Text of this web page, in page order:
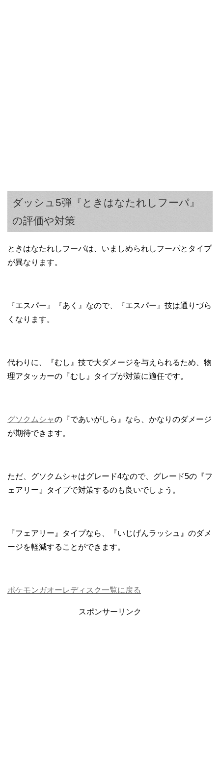
ダッシュ5弾『ときはなたれしフーパ』
の評価や対策
ときはなたれしフーパは、いましめられしフーパとタイプ
が異なります。
『エスパー』『あく』なので、『エスパー』技は通りづら
くなります。
代わりに、『むし』技で大ダメージを与えられるため、物
理アタッカーの『むし』タイプが対策に適任です。
グソクムシャの『であいがしら』なら、かなりのダメージ
が期待できます。
ただ、グソクムシャはグレード4なので、グレード5の『フ
ェアリー』タイプで対策するのも良いでしょう。
『フェアリー』タイプなら、『いじげんラッシュ』のダメ
ージを軽減することができます。
ポケモンガオーレディスク一覧に戻る
スポンサーリンク